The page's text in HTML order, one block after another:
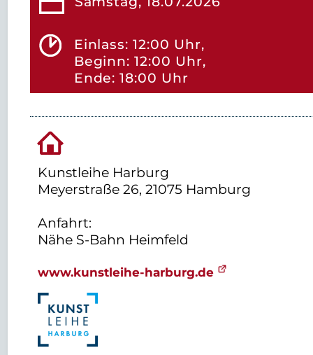
Einlass: 12:00 Uhr,
Beginn: 12:00 Uhr,
Ende: 18:00 Uhr
Kunstleihe Harburg
Meyerstraße 26, 21075 Hamburg
Anfahrt:
Nähe S-Bahn Heimfeld
www.kunstleihe-harburg.de